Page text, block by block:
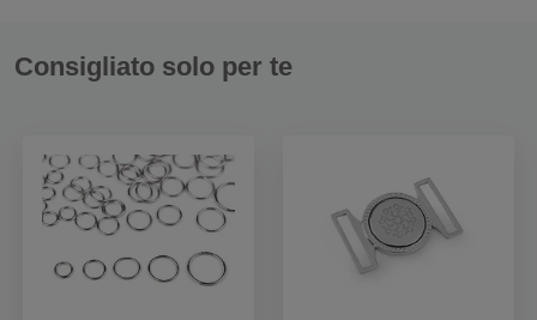
Consigliato solo per te